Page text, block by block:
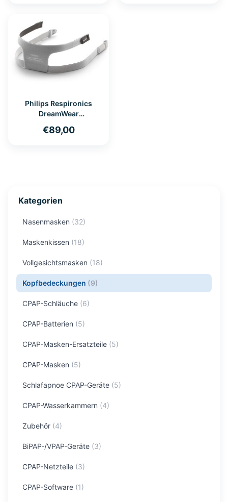
Kategorien
Nasenmasken (32)
Maskenkissen (18)
Vollgesichtsmasken (18)
Kopfbedeckungen (9)
CPAP-Schläuche (6)
CPAP-Batterien (5)
CPAP-Masken-Ersatzteile (5)
CPAP-Masken (5)
Schlafapnoe CPAP-Geräte (5)
CPAP-Wasserkammern (4)
Zubehör (4)
BiPAP-/VPAP-Geräte (3)
CPAP-Netzteile (3)
CPAP-Software (1)
Philips Respironics
DreamWear
Kopfbedeckung
€89,00